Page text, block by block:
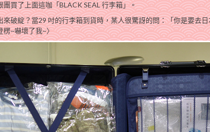
團買了上面這咖「BLACK SEAL 行李箱」。
來破綻？當29 吋的行李箱到貨時，某人很驚訝的問：「你是要去
楞~嚇壞了我~〉